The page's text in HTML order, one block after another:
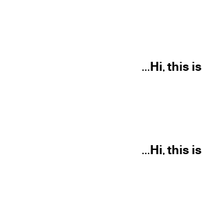
Hi, this
Hi, this